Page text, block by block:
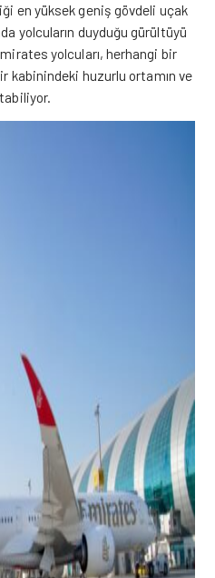
en yüksek geniş gövdeli uçak
yolcuların duyduğu gürültüyü
yolcuları, herhangi bir
kabinindeki huzurlu ortamın ve